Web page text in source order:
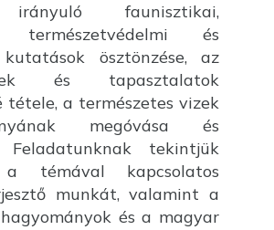
faunisztikai,
természetvédelmi és
ösztönzése, az
és tapasztalatok
tétele, a természetes vizek
megóvása és
Feladatunknak tekintjük
témával kapcsolatos
munkát, valamint a
és a magyar